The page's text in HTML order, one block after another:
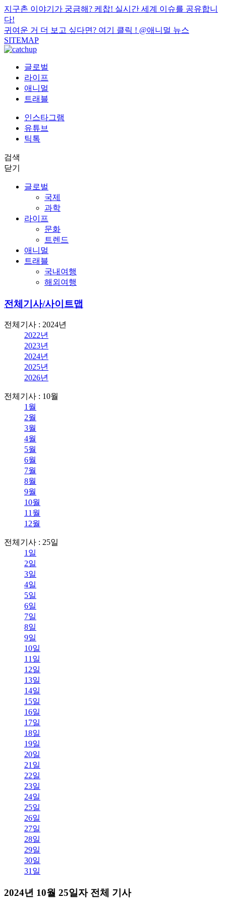
지구촌 이야기가 궁금해? 케찹! 실시간 세계 이슈를 공유합니
다!
귀여운 거 더 보고 싶다면? 여기 클릭 ! @애니멀 뉴스
SITEMAP
글로벌
라이프
애니멀
트래블
인스타그램
유튜브
틱톡
검색
닫기
글로벌
국제
과학
라이프
문화
트렌드
애니멀
트래블
국내여행
해외여행
전체기사/사이트맵
전체기사 : 2024년
2022년
2023년
2024년
2025년
2026년
전체기사 : 10월
1월
2월
3월
4월
5월
6월
7월
8월
9월
10월
11월
12월
전체기사 : 25일
1일
2일
3일
4일
5일
6일
7일
8일
9일
10일
11일
12일
13일
14일
15일
16일
17일
18일
19일
20일
21일
22일
23일
24일
25일
26일
27일
28일
29일
30일
31일
2024년 10월 25일자 전체 기사